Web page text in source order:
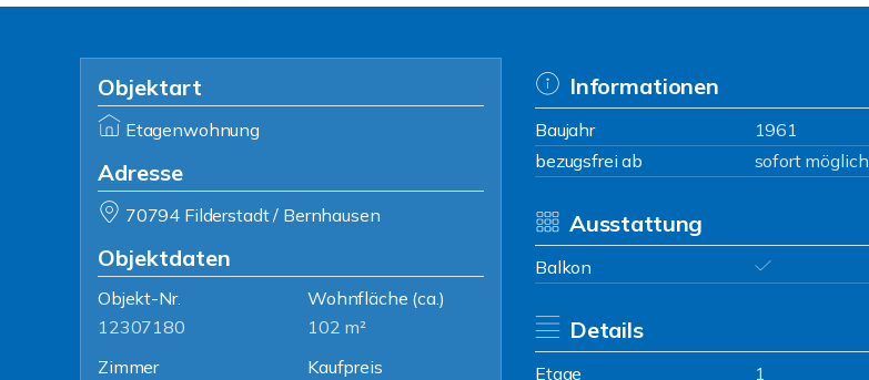
Objektart
Etagenwohnung
Adresse
70794 Filderstadt / Bernhausen
Objektdaten
Objekt-Nr.
12307180
Wohnfläche (ca.)
102 m²
Zimmer
Kaufpreis
Informationen
Baujahr 1961
bezugsfrei ab
sofort möglich
Ausstattung
Balkon
Details
Etage 1